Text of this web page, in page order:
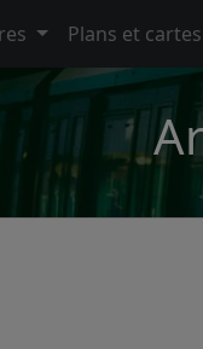
Plans et cartes